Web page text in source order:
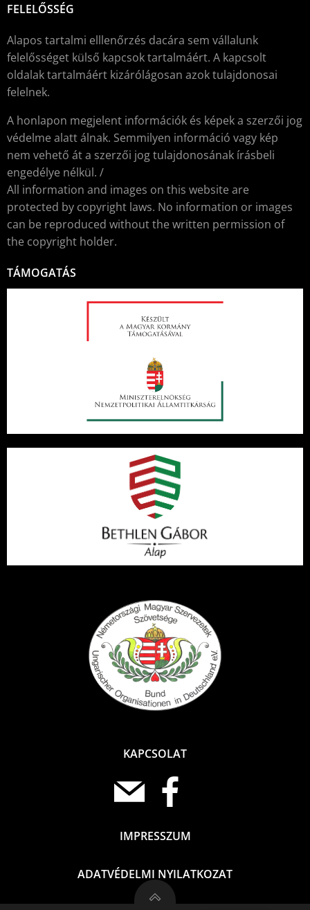
FELELŐSSÉG
Alapos tartalmi elllenőrzés dacára sem vállalunk
felelősséget külső kapcsok tartalmáért. A kapcsolt
oldalak tartalmáért kizárólágosan azok tulajdonosai
felelnek.
A honlapon megjelent információk és képek a szerzői jog
védelme alatt álnak. Semmilyen információ vagy kép
nem vehető át a szerzői jog tulajdonosának írásbeli
engedélye nélkül. /
All information and images on this website are
protected by copyright laws. No information or images
can be reproduced without the written permission of
the copyright holder.
TÁMOGATÁS
KAPCSOLAT
IMPRESSZUM
ADATVÉDELMI NYILATKOZAT
Deutsch